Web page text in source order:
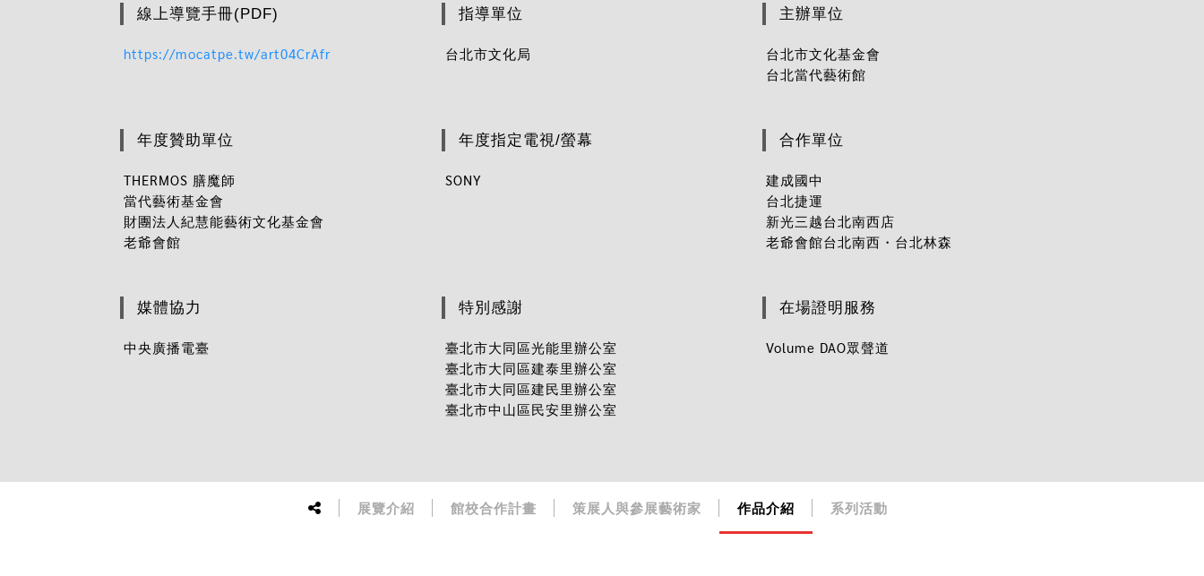
線上導覽手冊(PDF)
https://mocatpe.tw/art04CrAfr
指導單位
台北市文化局
主辦單位
台北市文化基金會
台北當代藝術館
年度贊助單位
THERMOS 膳魔師
當代藝術基金會
財團法人紀慧能藝術文化基金會
老爺會館
年度指定電視/螢幕
SONY
合作單位
建成國中
台北捷運
新光三越台北南西店
老爺會館台北南西・台北林森
媒體協力
中央廣播電臺
特別感謝
臺北市大同區光能里辦公室
臺北市大同區建泰里辦公室
臺北市大同區建民里辦公室
臺北市中山區民安里辦公室
在場證明服務
Volume DAO眾聲道
展覽介紹 館校合作計畫 策展人與參展藝術家 作品介紹 系列活動